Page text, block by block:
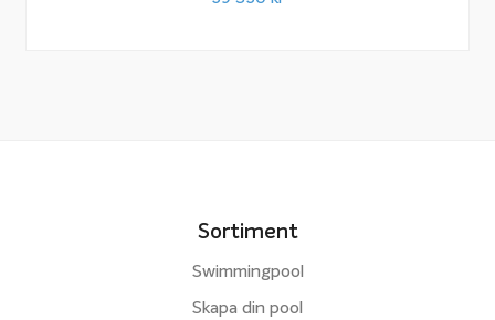
Sortiment
Swimmingpool
Skapa din pool